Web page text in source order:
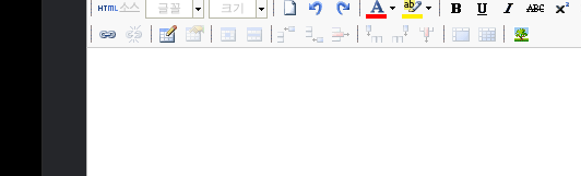
소스 글꼴 크기